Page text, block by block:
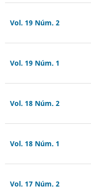
Vol. 19 Núm. 2
Vol. 19 Núm. 1
Vol. 18 Núm. 2
Vol. 18 Núm. 1
Vol. 17 Núm. 2